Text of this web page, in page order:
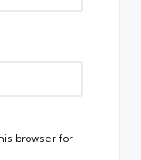
browser for